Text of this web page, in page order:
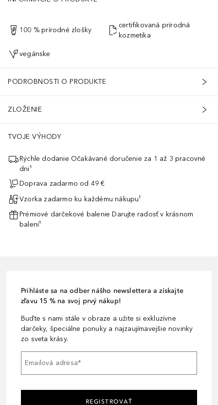
100 % prírodné zlošky
certifikovaná prírodná
kozmetika
vegánske
PODROBNOSTI O PRODUKTE
ZLOŽENIE
TVOJE VÝHODY
Rýchle dodanie Očakávané doručenie za 1 až 3 pracovné
dni¹
Doprava zadarmo od 49 €
Vzorka zadarmo ku každému nákupu¹
Prémiové darčekové balenie Darujte radosť v krásnom
balení¹
Prihláste sa na odber nášho newslettera a získajte
zľavu 15 % na svoj prvý nákup!
Buďte s nami stále v obraze a užite si exkluzívne
darčeky, špeciálne ponuky a najzaujímavejšie novinky
zo sveta krásy.
Emailová adresa*
REGISTROVAŤ